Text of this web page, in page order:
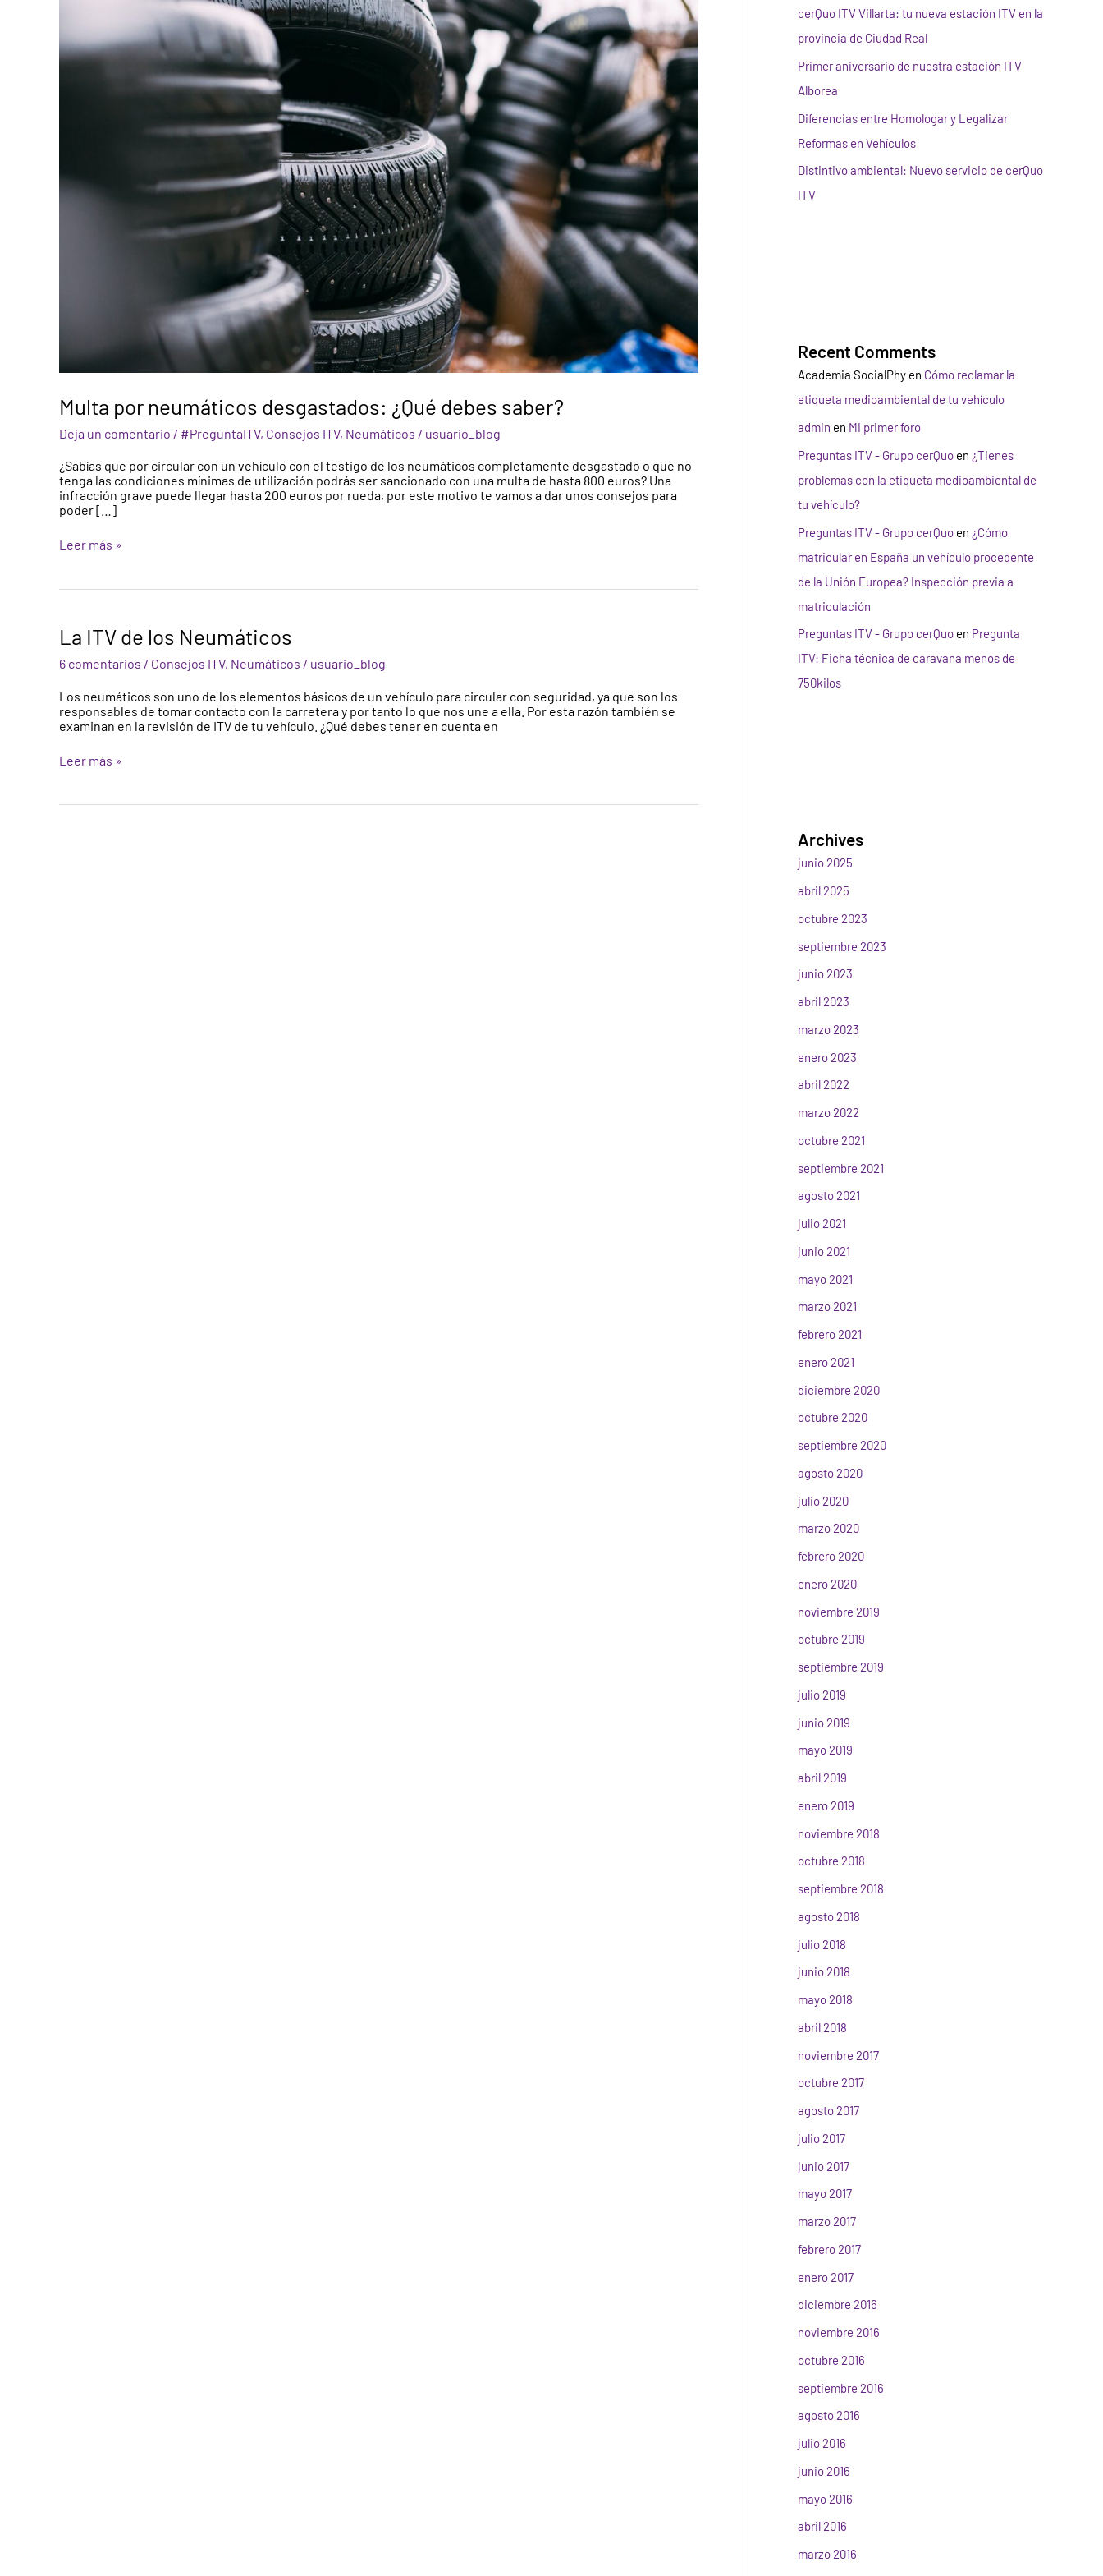
Multa por neumáticos desgastados: ¿Qué debes saber?
Deja un comentario / #PreguntaITV, Consejos ITV, Neumáticos / usuario_blog
¿Sabías que por circular con un vehículo con el testigo de los neumáticos completamente desgastado o que no
tenga las condiciones mínimas de utilización podrás ser sancionado con una multa de hasta 800 euros? Una
infracción grave puede llegar hasta 200 euros por rueda, por este motivo te vamos a dar unos consejos para
poder […]
saber?
Leer más »
La ITV de los Neumáticos
6 comentarios / Consejos ITV, Neumáticos / usuario_blog
Los neumáticos son uno de los elementos básicos de un vehículo para circular con seguridad, ya que son los
responsables de tomar contacto con la carretera y por tanto lo que nos une a ella. Por esta razón también se
examinan en la revisión de ITV de tu vehículo. ¿Qué debes tener en cuenta en
La
ITV
de
los
Leer más »
cerQuo ITV Villarta: tu nueva estación ITV en la
provincia de Ciudad Real
Primer aniversario de nuestra estación ITV
Alborea
Diferencias entre Homologar y Legalizar
Reformas en Vehículos
Distintivo ambiental: Nuevo servicio de cerQuo
ITV
Recent Comments
Academia SocialPhy en Cómo reclamar la
etiqueta medioambiental de tu vehículo
admin en MI primer foro
Preguntas ITV - Grupo cerQuo en ¿Tienes
problemas con la etiqueta medioambiental de
tu vehículo?
Preguntas ITV - Grupo cerQuo en ¿Cómo
matricular en España un vehículo procedente
de la Unión Europea? Inspección previa a
matriculación
Preguntas ITV - Grupo cerQuo en Pregunta
ITV: Ficha técnica de caravana menos de
750kilos
Archives
junio 2025
abril 2025
octubre 2023
septiembre 2023
junio 2023
abril 2023
marzo 2023
enero 2023
abril 2022
marzo 2022
octubre 2021
septiembre 2021
agosto 2021
julio 2021
junio 2021
mayo 2021
marzo 2021
febrero 2021
enero 2021
diciembre 2020
octubre 2020
septiembre 2020
agosto 2020
julio 2020
marzo 2020
febrero 2020
enero 2020
noviembre 2019
octubre 2019
septiembre 2019
julio 2019
junio 2019
mayo 2019
abril 2019
enero 2019
noviembre 2018
octubre 2018
septiembre 2018
agosto 2018
julio 2018
junio 2018
mayo 2018
abril 2018
noviembre 2017
octubre 2017
agosto 2017
julio 2017
junio 2017
mayo 2017
marzo 2017
febrero 2017
enero 2017
diciembre 2016
noviembre 2016
octubre 2016
septiembre 2016
agosto 2016
julio 2016
junio 2016
mayo 2016
abril 2016
marzo 2016